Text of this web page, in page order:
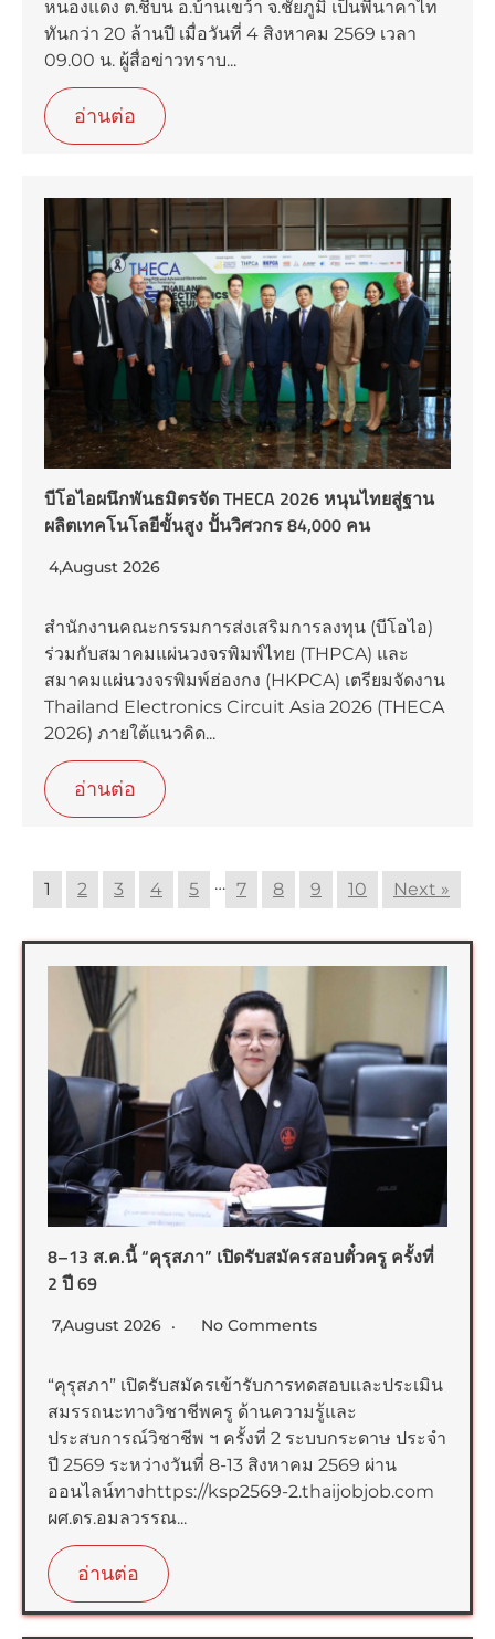
หนองแดง ต.ชีบน อ.บ้านเขว้า จ.ชัยภูมิ เป็นพี่นาคาไท
ทันกว่า 20 ล้านปี เมื่อวันที่ 4 สิงหาคม 2569 เวลา
09.00 น. ผู้สื่อข่าวทราบ...
อ่านต่อ
บีโอไอผนึกพันธมิตรจัด THECA 2026 หนุนไทยสู่ฐาน
ผลิตเทคโนโลยีขั้นสูง ปั้นวิศวกร 84,000 คน
4,August 2026
สำนักงานคณะกรรมการส่งเสริมการลงทุน (บีโอไอ)
ร่วมกับสมาคมแผ่นวงจรพิมพ์ไทย (THPCA) และ
สมาคมแผ่นวงจรพิมพ์ฮ่องกง (HKPCA) เตรียมจัดงาน
Thailand Electronics Circuit Asia 2026 (THECA
2026) ภายใต้แนวคิด...
อ่านต่อ
1 2 3 4 5 … 7 8 9 10 Next »
8–13 ส.ค.นี้ “คุรุสภา” เปิดรับสมัครสอบตั๋วครู ครั้งที่
2 ปี 69
7,August 2026 No Comments
“คุรุสภา” เปิดรับสมัครเข้ารับการทดสอบและประเมิน
สมรรถนะทางวิชาชีพครู ด้านความรู้และ
ประสบการณ์วิชาชีพ ฯ ครั้งที่ 2 ระบบกระดาษ ประจำ
ปี 2569 ระหว่างวันที่ 8-13 สิงหาคม 2569 ผ่าน
ออนไลน์ทางhttps://ksp2569-2.thaijobjob.com
ผศ.ดร.อมลวรรณ...
อ่านต่อ